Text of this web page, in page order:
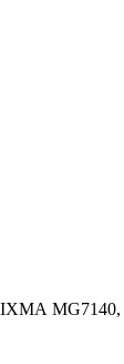
MG7140,